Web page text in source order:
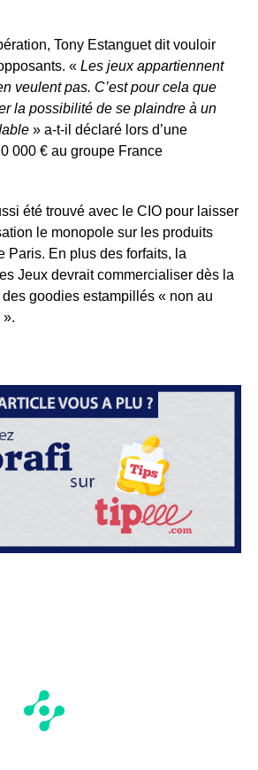
Tony Estanguet dit vouloir
«Les jeux appartiennent
veulent pas. C’est pour cela que
la possibilité de se plaindre à un
» a-t-il déclaré lors d’une
000 € au groupe France
été trouvé avec le CIO pour laisser
le monopole sur les produits
Paris. En plus des forfaits, la
Jeux devrait commercialiser dès la
goodies estampillés « non au
».